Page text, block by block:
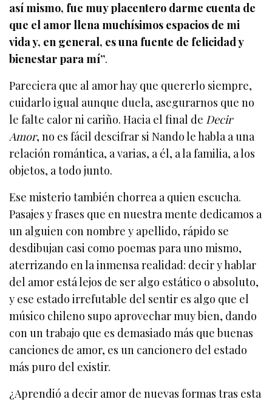
así mismo, fue muy placentero darme cuenta de
que el amor llena muchísimos espacios de mi
vida y, en general, es una fuente de felicidad y
bienestar para mí”.
Pareciera que al amor hay que quererlo siempre,
cuidarlo igual aunque duela, asegurarnos que no
le falte calor ni cariño. Hacia el final de Decir
Amor, no es fácil descifrar si Nando le habla a una
relación romántica, a varias, a él, a la familia, a los
objetos, a todo junto.
Ese misterio también chorrea a quien escucha.
Pasajes y frases que en nuestra mente dedicamos a
un alguien con nombre y apellido, rápido se
desdibujan casi como poemas para uno mismo,
aterrizando en la inmensa realidad: decir y hablar
del amor está lejos de ser algo estático o absoluto,
y ese estado irrefutable del sentir es algo que el
músico chileno supo aprovechar muy bien, dando
con un trabajo que es demasiado más que buenas
canciones de amor, es un cancionero del estado
más puro del existir.
¿Aprendió a decir amor de nuevas formas tras esta